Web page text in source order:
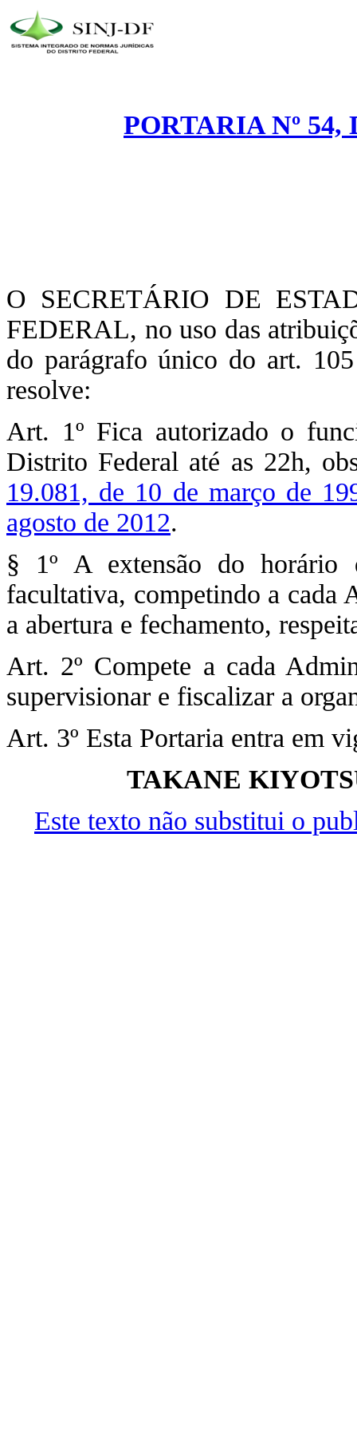
PORTARIA Nº 54,
O SECRETÁRIO DE
FEDERAL, no uso das
do parágrafo único do art.
resolve:
Art. 1º Fica autorizado o
Distrito Federal até as 22h,
19.081, de 10 de março de
agosto de 2012.
§ 1º A extensão do horário
facultativa, competindo a cada
a abertura e fechamento,
Art. 2º Compete a cada
supervisionar e fiscalizar a
Art. 3º Esta Portaria entra em
TAKANE
Este texto não substitui o